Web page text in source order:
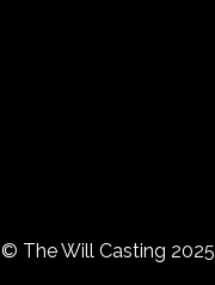
© The Will Casting 2025